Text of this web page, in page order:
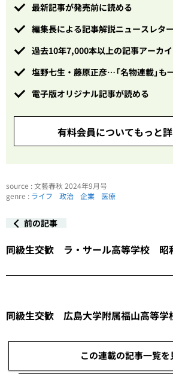
最新記事が発売前に読める
編集長による記事解説ニュースレタ
過去10年7,000本以上の記事アーカ
塩野七生・藤原正彦…「名物連載」も
電子版オリジナル記事が読める
有料会員についてもっと
source : 文藝春秋 2024年9月号
genre : ライフ 政治 企業 医療
前の記事
同級生交歓 ラ・サール高等学校 昭
同級生交歓 広島大学附属福山高等
この連載の記事一覧を